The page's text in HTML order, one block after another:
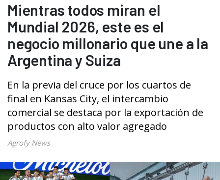
Mientras todos miran el
Mundial 2026, este es el
negocio millonario que une a la
Argentina y Suiza
En la previa del cruce por los cuartos de
final en Kansas City, el intercambio
comercial se destaca por la exportación de
productos con alto valor agregado
Agrofy News